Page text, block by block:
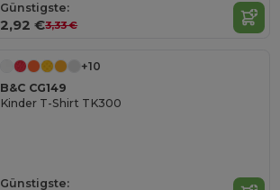
Günstigste:
2,92 €3,33 €
+10
B&C CG149
Kinder T-Shirt TK300
Günstigste: